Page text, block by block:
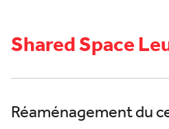
Shared Space
Réaménagement du